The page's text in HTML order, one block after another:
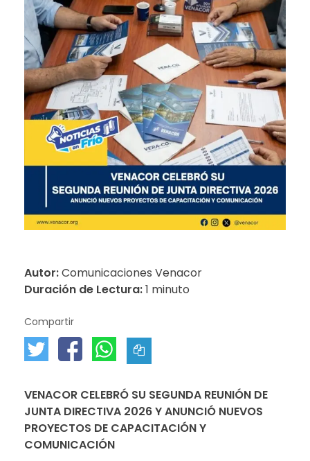
Autor:Comunicaciones Venacor
Duración de Lectura:1 minuto
Compartir
VENACOR CELEBRÓ SU SEGUNDA REUNIÓN DE
JUNTA DIRECTIVA 2026 Y ANUNCIÓ NUEVOS
PROYECTOS DE CAPACITACIÓN Y
COMUNICACIÓN